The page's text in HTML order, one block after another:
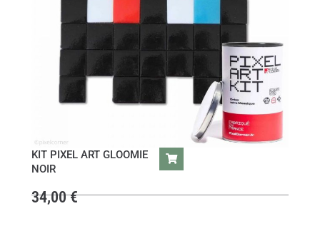
KIT PIXEL ART GLOOMIE
NOIR
34,00€